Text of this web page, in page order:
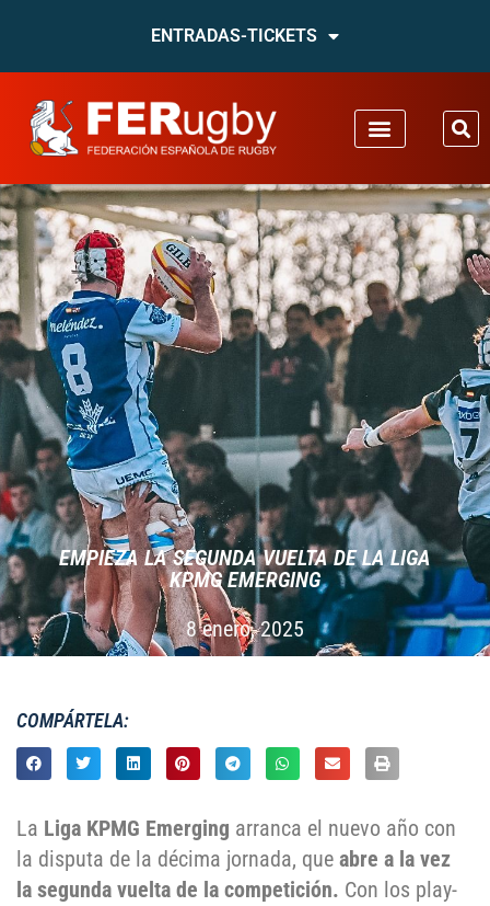
ENTRADAS-TICKETS
EMPIEZA LA SEGUNDA VUELTA DE LA LIGA
KPMG EMERGING
8 enero, 2025
COMPÁRTELA:
La Liga KPMG Emerging arranca el nuevo año con
la disputa de la décima jornada, que abre a la vez
la segunda vuelta de la competición. Con los play-